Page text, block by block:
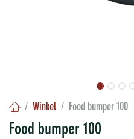
Winkel Food bumper 100
Food bumper 100